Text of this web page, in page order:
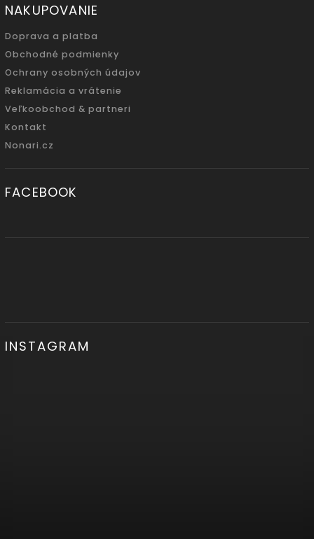
NAKUPOVANIE
Doprava a platba
Obchodné podmienky
Ochrany osobných údajov
Reklamácia a vrátenie
Veľkoobchod & partneri
Kontakt
Nonari.cz
FACEBOOK
INSTAGRAM